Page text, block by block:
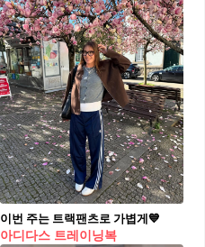
이번 주는 트랙팬츠로 가볍게💙
아디다스 트레이닝복